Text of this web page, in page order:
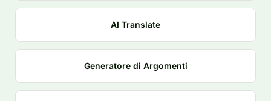
AI Translate
Generatore di Argomenti